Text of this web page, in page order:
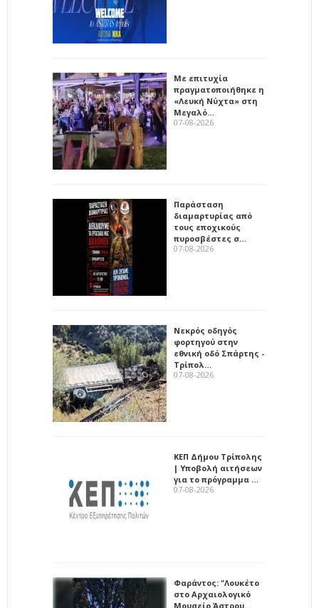
Με επιτυχία
πραγματοποιήθηκε η
«Λευκή Νύχτα» στη
Μεγαλό…
07-08-2026
Παράσταση
διαμαρτυρίας από
τους εποχικούς
πυροσβέστες σ…
07-08-2026
Νεκρός οδηγός
φορτηγού στην
εθνική οδό Σπάρτης -
Τρίπολ…
07-08-2026
ΚΕΠ Δήμου Τρίπολης
| Υποβολή αιτήσεων
για το πρόγραμμα …
07-08-2026
Φαράντος: "Λουκέτο
στο Αρχαιολογικό
Μουσείο Άστρου…